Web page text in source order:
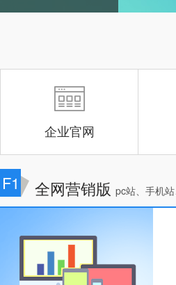
企业官网
F1 全网营销版 pc站、手机